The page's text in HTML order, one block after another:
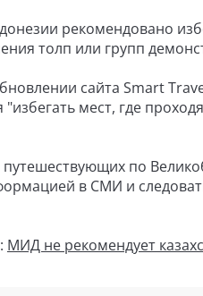
рекомендовано
толп или групп
сайта Smart
"избегать мест, где
по
в СМИ и
МИД не рекомендует